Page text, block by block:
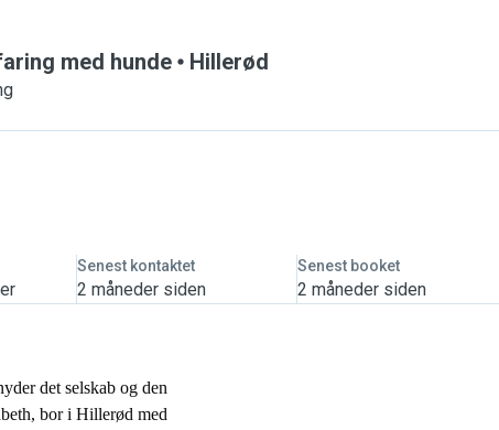
med hunde Hillerød
Senest kontaktet
2 måneder siden
Senest booket
2 måneder siden
det selskab og den
bor i Hillerød med